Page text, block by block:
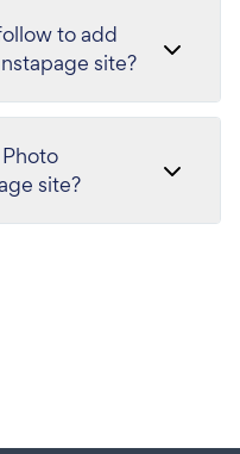
to add
site?
site?